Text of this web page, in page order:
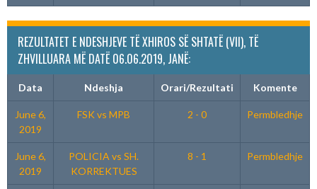
REZULTATET E NDESHJEVE TË XHIROS SË SHTATË (VII), TË
ZHVILLUARA MË DATË 06.06.2019, JANË:
Data Ndeshja Orari/Rezultati Komente
June 6,
2019
FSK vs MPB 2 - 0 Permbledhje
June 6,
2019
POLICIA vs SH.
KORREKTUES
8 - 1 Permbledhje